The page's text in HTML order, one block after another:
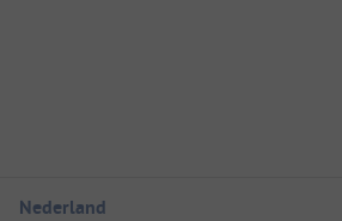
Nederland